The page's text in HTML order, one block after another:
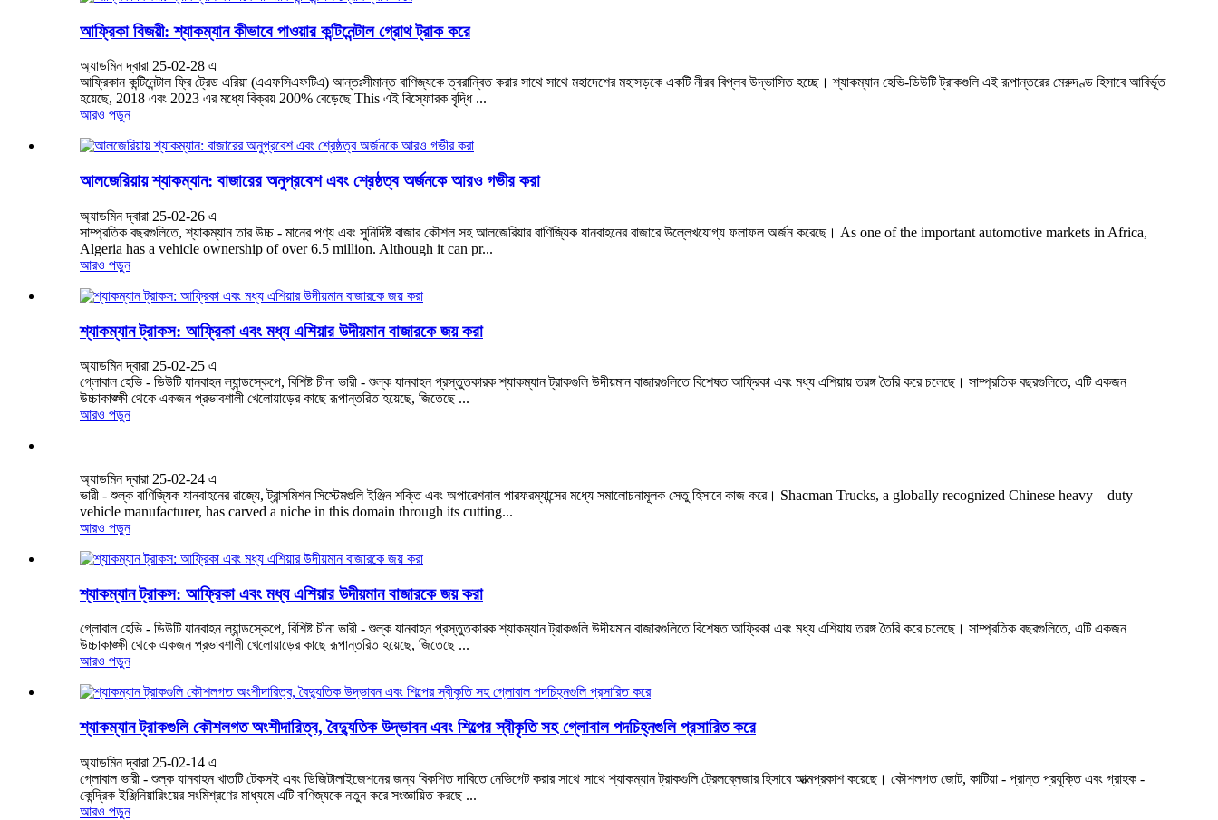
আফ্রিকা বিজয়ী: শ্যাকম্যান কীভাবে পাওয়ার কন্টিনেন্টাল গ্রোথ ট্রাক করে
অ্যাডমিন দ্বারা 25-02-28 এ
আফ্রিকান কন্টিনেন্টাল ফ্রি ট্রেড এরিয়া (এএফসিএফটিএ) আন্তঃসীমান্ত বাণিজ্যকে ত্বরান্বিত করার সাথে সাথে মহাদেশের মহাসড়কে একটি নীরব বিপ্লব উদ্ভাসিত হচ্ছে। শ্যাকম্যান হেভি-ডিউটি ​​ট্রাকগুলি এই রূপান্তরের মেরুদণ্ড হিসাবে আবির্ভূত
হয়েছে, 2018 এবং 2023 এর মধ্যে বিক্রয় 200% বেড়েছে This এই বিস্ফোরক বৃদ্ধি ...
আরও পড়ুন
আলজেরিয়ায় শ্যাকম্যান: বাজারের অনুপ্রবেশ এবং শ্রেষ্ঠত্ব অর্জনকে আরও গভীর করা
অ্যাডমিন দ্বারা 25-02-26 এ
সাম্প্রতিক বছরগুলিতে, শ্যাকম্যান তার উচ্চ - মানের পণ্য এবং সুনির্দিষ্ট বাজার কৌশল সহ আলজেরিয়ার বাণিজ্যিক যানবাহনের বাজারে উল্লেখযোগ্য ফলাফল অর্জন করেছে। As one of the important automotive markets in Africa,
Algeria has a vehicle ownership of over 6.5 million. Although it can pr...
আরও পড়ুন
শ্যাকম্যান ট্রাকস: আফ্রিকা এবং মধ্য এশিয়ার উদীয়মান বাজারকে জয় করা
অ্যাডমিন দ্বারা 25-02-25 এ
গ্লোবাল হেভি - ডিউটি ​​যানবাহন ল্যান্ডস্কেপে, বিশিষ্ট চীনা ভারী - শুল্ক যানবাহন প্রস্তুতকারক শ্যাকম্যান ট্রাকগুলি উদীয়মান বাজারগুলিতে বিশেষত আফ্রিকা এবং মধ্য এশিয়ায় তরঙ্গ তৈরি করে চলেছে। সাম্প্রতিক বছরগুলিতে, এটি একজন
উচ্চাকাঙ্ক্ষী থেকে একজন প্রভাবশালী খেলোয়াড়ের কাছে রূপান্তরিত হয়েছে, জিতেছে ...
আরও পড়ুন
অ্যাডমিন দ্বারা 25-02-24 এ
ভারী - শুল্ক বাণিজ্যিক যানবাহনের রাজ্যে, ট্রান্সমিশন সিস্টেমগুলি ইঞ্জিন শক্তি এবং অপারেশনাল পারফরম্যান্সের মধ্যে সমালোচনামূলক সেতু হিসাবে কাজ করে। Shacman Trucks, a globally recognized Chinese heavy – duty
vehicle manufacturer, has carved a niche in this domain through its cutting...
আরও পড়ুন
শ্যাকম্যান ট্রাকস: আফ্রিকা এবং মধ্য এশিয়ার উদীয়মান বাজারকে জয় করা
গ্লোবাল হেভি - ডিউটি ​​যানবাহন ল্যান্ডস্কেপে, বিশিষ্ট চীনা ভারী - শুল্ক যানবাহন প্রস্তুতকারক শ্যাকম্যান ট্রাকগুলি উদীয়মান বাজারগুলিতে বিশেষত আফ্রিকা এবং মধ্য এশিয়ায় তরঙ্গ তৈরি করে চলেছে। সাম্প্রতিক বছরগুলিতে, এটি একজন
উচ্চাকাঙ্ক্ষী থেকে একজন প্রভাবশালী খেলোয়াড়ের কাছে রূপান্তরিত হয়েছে, জিতেছে ...
আরও পড়ুন
শ্যাকম্যান ট্রাকগুলি কৌশলগত অংশীদারিত্ব, বৈদ্যুতিক উদ্ভাবন এবং শিল্পের স্বীকৃতি সহ গ্লোবাল পদচিহ্নগুলি প্রসারিত করে
অ্যাডমিন দ্বারা 25-02-14 এ
গ্লোবাল ভারী - শুল্ক যানবাহন খাতটি টেকসই এবং ডিজিটালাইজেশনের জন্য বিকশিত দাবিতে নেভিগেট করার সাথে সাথে শ্যাকম্যান ট্রাকগুলি ট্রেলব্লেজার হিসাবে আত্মপ্রকাশ করেছে। কৌশলগত জোট, কাটিয়া - প্রান্ত প্রযুক্তি এবং গ্রাহক -
কেন্দ্রিক ইঞ্জিনিয়ারিংয়ের সংমিশ্রণের মাধ্যমে এটি বাণিজ্যকে নতুন করে সংজ্ঞায়িত করছে ...
আরও পড়ুন